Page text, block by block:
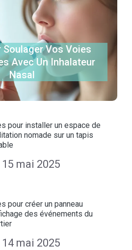
Soulager Vos Voies
Avec Un Inhalateur
Nasal
pour installer un espace de
nomade sur un tapis
15 mai 2025
pour créer un panneau
des événements du
14 mai 2025